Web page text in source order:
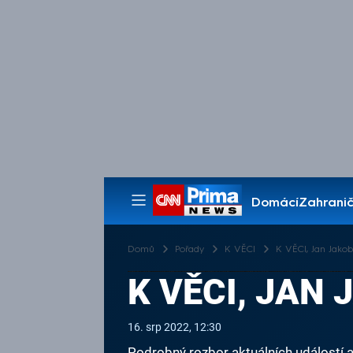
Domácí
Pořady
Domů Pořady K VĚCI K VĚCI, Jan
K VĚCI, JAN
16. srp 2022, 12:30